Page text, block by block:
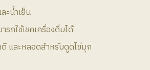
ะน้ำเย็น
รถใช้เชคเครื่องดื่มได้
และหลอดสำหรับดูดไข่มุก